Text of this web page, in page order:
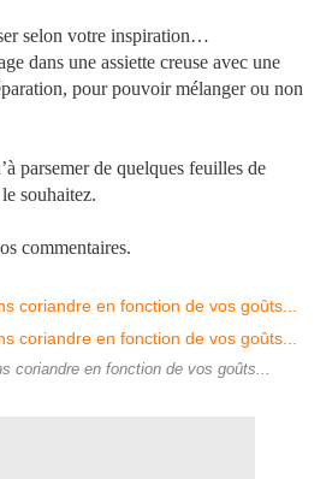
selon votre inspiration…
dans une assiette creuse avec une
pour pouvoir mélanger ou non
parsemer de quelques feuilles de
souhaitez.
commentaires.
coriandre en fonction de vos goûts...